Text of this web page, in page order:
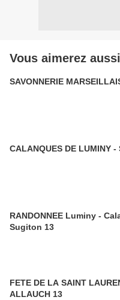
Vous aimerez aussi
SAVONNERIE
CALANQUES DE LUMINY -
RANDONNEE Luminy -
Sugiton 13
FETE DE LA SAINT
ALLAUCH 13